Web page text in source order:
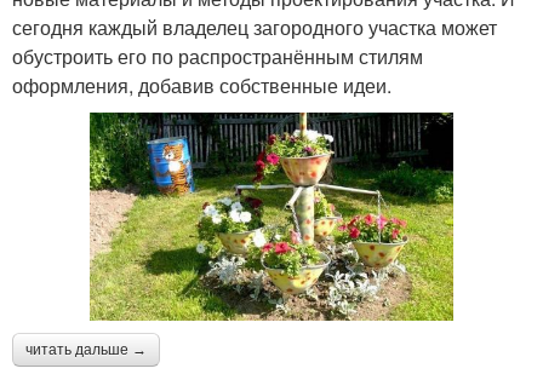
сегодня каждый владелец загородного участка может
обустроить его по распространённым стилям
оформления, добавив собственные идеи.
читать дальше →